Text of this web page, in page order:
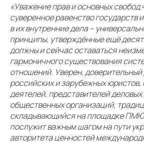
«Уважение прав и основных свобод
суверенное равенство государств
в их внутренние дела –
принципы, утверждённые ещё
должны и сейчас оставаться
гармоничного существования
отношений. Уверен, доверительный
российских и зарубежных юристов,
деятелей, представителей деловых
общественных организаций,
складывающийся на площадке
послужит важным шагом на пути
авторитета ценностей